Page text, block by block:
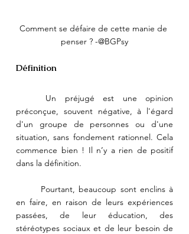
Comment se défaire de cette manie de
penser ? -@BGPsy
Définition
préconçue, souvent négative, à l'égard
d'un groupe de personnes ou d'une
situation, sans fondement rationnel. Cela
commence bien ! Il n’y a rien de positif
dans la définition.
en faire, en raison de leurs expériences
passées, de leur éducation, des
stéréotypes sociaux et de leur besoin de